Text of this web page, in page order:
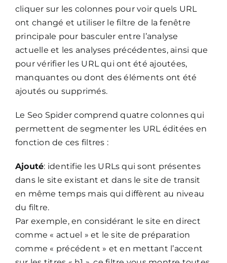
cliquer sur les colonnes pour voir quels URL
ont changé et utiliser le filtre de la fenêtre
principale pour basculer entre l’analyse
actuelle et les analyses précédentes, ainsi que
pour vérifier les URL qui ont été ajoutées,
manquantes ou dont des éléments ont été
ajoutés ou supprimés.
Le Seo Spider comprend quatre colonnes qui
permettent de segmenter les URL éditées en
fonction de ces filtres :
Ajouté: identifie les URLs qui sont présentes
dans le site existant et dans le site de transit
en même temps mais qui diffèrent au niveau
du filtre.
Par exemple, en considérant le site en direct
comme « actuel » et le site de préparation
comme « précédent » et en mettant l’accent